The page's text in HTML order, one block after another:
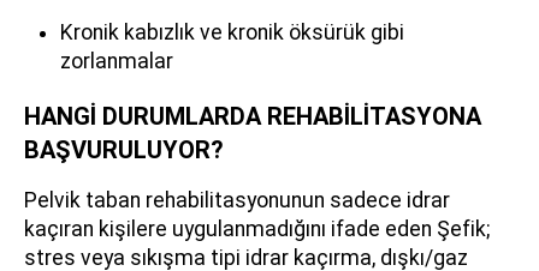
Kronik kabızlık ve kronik öksürük gibi
zorlanmalar
HANGİ DURUMLARDA REHABİLİTASYONA
BAŞVURULUYOR?
Pelvik taban rehabilitasyonunun sadece idrar
kaçıran kişilere uygulanmadığını ifade eden Şefik;
stres veya sıkışma tipi idrar kaçırma, dışkı/gaz